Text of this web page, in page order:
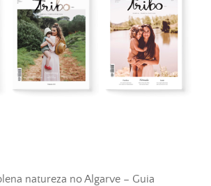
natureza no Algarve – Guia